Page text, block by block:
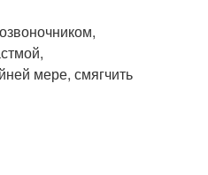
мере, смягчить